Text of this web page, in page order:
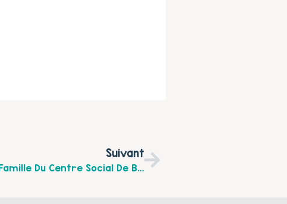
Suivant
Découvrez Les Ateliers Du Secteur Famille Du Centre Social De Berck : Café Des Parents, Ateliers Créatifs Et Ateliers Cuisine